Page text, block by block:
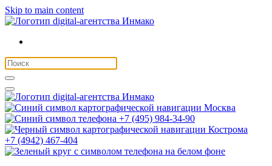
Skip to main content
Москва
+7 (495) 984-34-90
Кострома
+7 (4942) 467-404